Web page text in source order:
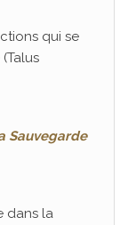
qui se
Sauvegarde
dans la